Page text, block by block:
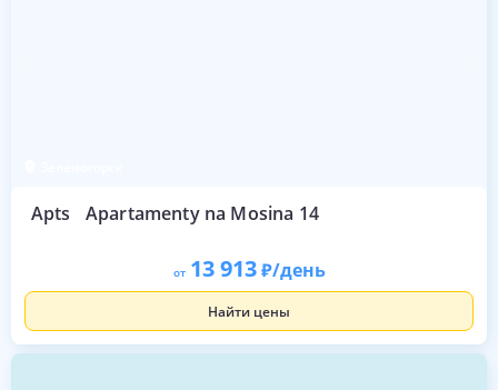
Apts Apartamenty na Mosina 14
от 13 913 /день
Найти цены